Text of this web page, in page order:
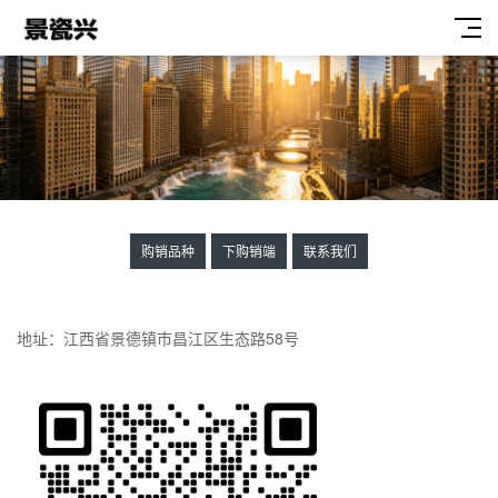
购销品种 下购销端 联系我们
地址：江西省景德镇市昌江区生态路58号